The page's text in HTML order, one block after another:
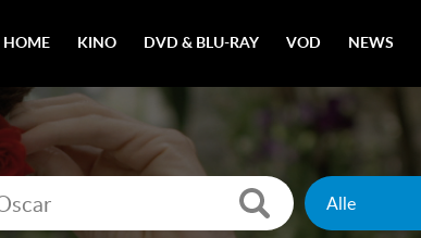
HOME KINO DVD & BLU-RAY VOD NEWS